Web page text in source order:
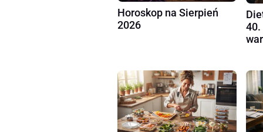
Horoskop na Sierpień
2026
40.